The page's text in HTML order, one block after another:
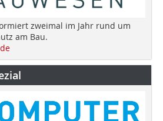
zweimal im Jahr rund um
am Bau.